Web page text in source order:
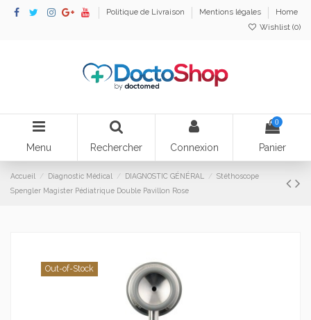
Politique de Livraison Mentions légales
Home
Wishlist (0)
Menu Rechercher Connexion
0
Panier
Accueil Diagnostic Médical DIAGNOSTIC GÉNÉRAL
Stéthoscope
Spengler Magister Pédiatrique Double Pavillon Rose
Out-of-Stock